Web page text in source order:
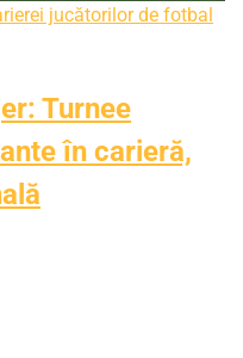
jucătorilor de fotbal
Turnee
în carieră,